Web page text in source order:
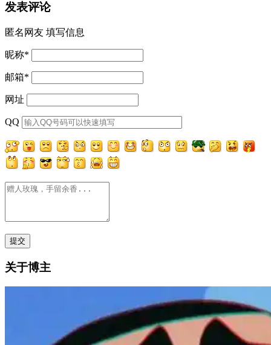
发表评论
匿名网友 填写信息
昵称*
邮箱*
网址
QQ
关于博主